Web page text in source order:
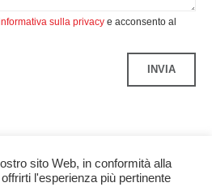
sulla privacye acconsento al
sito Web, in conformità alla
l'esperienza più pertinente